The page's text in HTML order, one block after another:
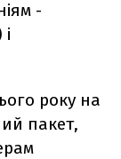
-
року на
пакет,